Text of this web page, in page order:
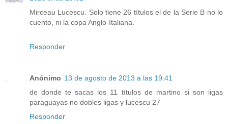
Mirceau Lucescu. Solo tiene 26 títulos el de la Serie B no lo
cuento, ni la copa Anglo-Italiana.
Responder
Anónimo 13 de agosto de 2013 a las 19:41
de donde te sacas los 11 títulos de martino si son ligas
paraguayas no dobles ligas y lucescu 27
Responder